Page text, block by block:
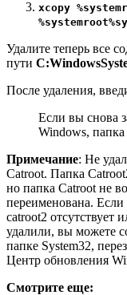
xcopy
Удалите теперь все
пути
После удаления,
Если вы снова
Windows, папка
Примечание: Не
Catroot. Папка
но папка Catroot не
переименована.
catroot2 отсутствует
удалили, вы можете
папке System32,
Центр обновления
Смотрите еще: